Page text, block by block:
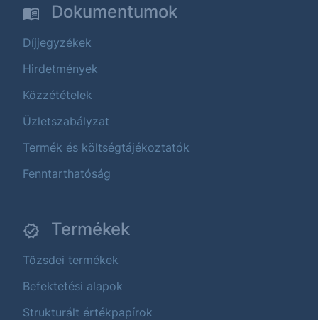
Dokumentumok
Díjjegyzékek
Hirdetmények
Közzétételek
Üzletszabályzat
Termék és költségtájékoztatók
Fenntarthatóság
Termékek
Tőzsdei termékek
Befektetési alapok
Strukturált értékpapírok